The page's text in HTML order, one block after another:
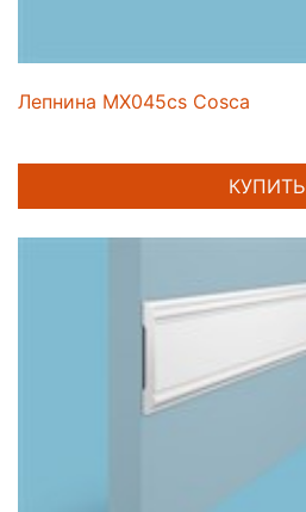
Лепнина MX045cs Cosca
КУПИТЬ